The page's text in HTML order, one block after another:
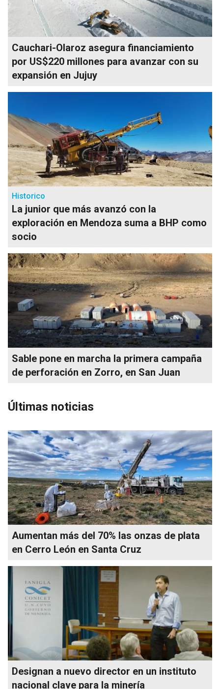
Cauchari-Olaroz asegura financiamiento
por US$220 millones para avanzar con su
expansión en Jujuy
Historico
La junior que más avanzó con la
exploración en Mendoza suma a BHP como
socio
Sable pone en marcha la primera campaña
de perforación en Zorro, en San Juan
Últimas noticias
Aumentan más del 70% las onzas de plata
en Cerro León en Santa Cruz
Designan a nuevo director en un instituto
nacional clave para la minería